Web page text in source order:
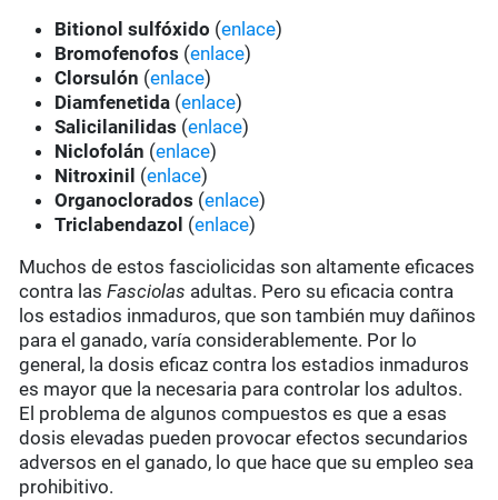
Bitionol sulfóxido (enlace)
Bromofenofos (enlace)
Clorsulón (enlace)
Diamfenetida (enlace)
Salicilanilidas (enlace)
Niclofolán (enlace)
Nitroxinil (enlace)
Organoclorados (enlace)
Triclabendazol (enlace)
Muchos de estos fasciolicidas son altamente eficaces
contra lasFasciolas adultas. Pero su eficacia contra
los estadios inmaduros, que son también muy dañinos
para el ganado, varía considerablemente. Por lo
general, la dosis eficaz contra los estadios inmaduros
es mayor que la necesaria para controlar los adultos.
El problema de algunos compuestos es que a esas
dosis elevadas pueden provocar efectos secundarios
adversos en el ganado, lo que hace que su empleo sea
prohibitivo.